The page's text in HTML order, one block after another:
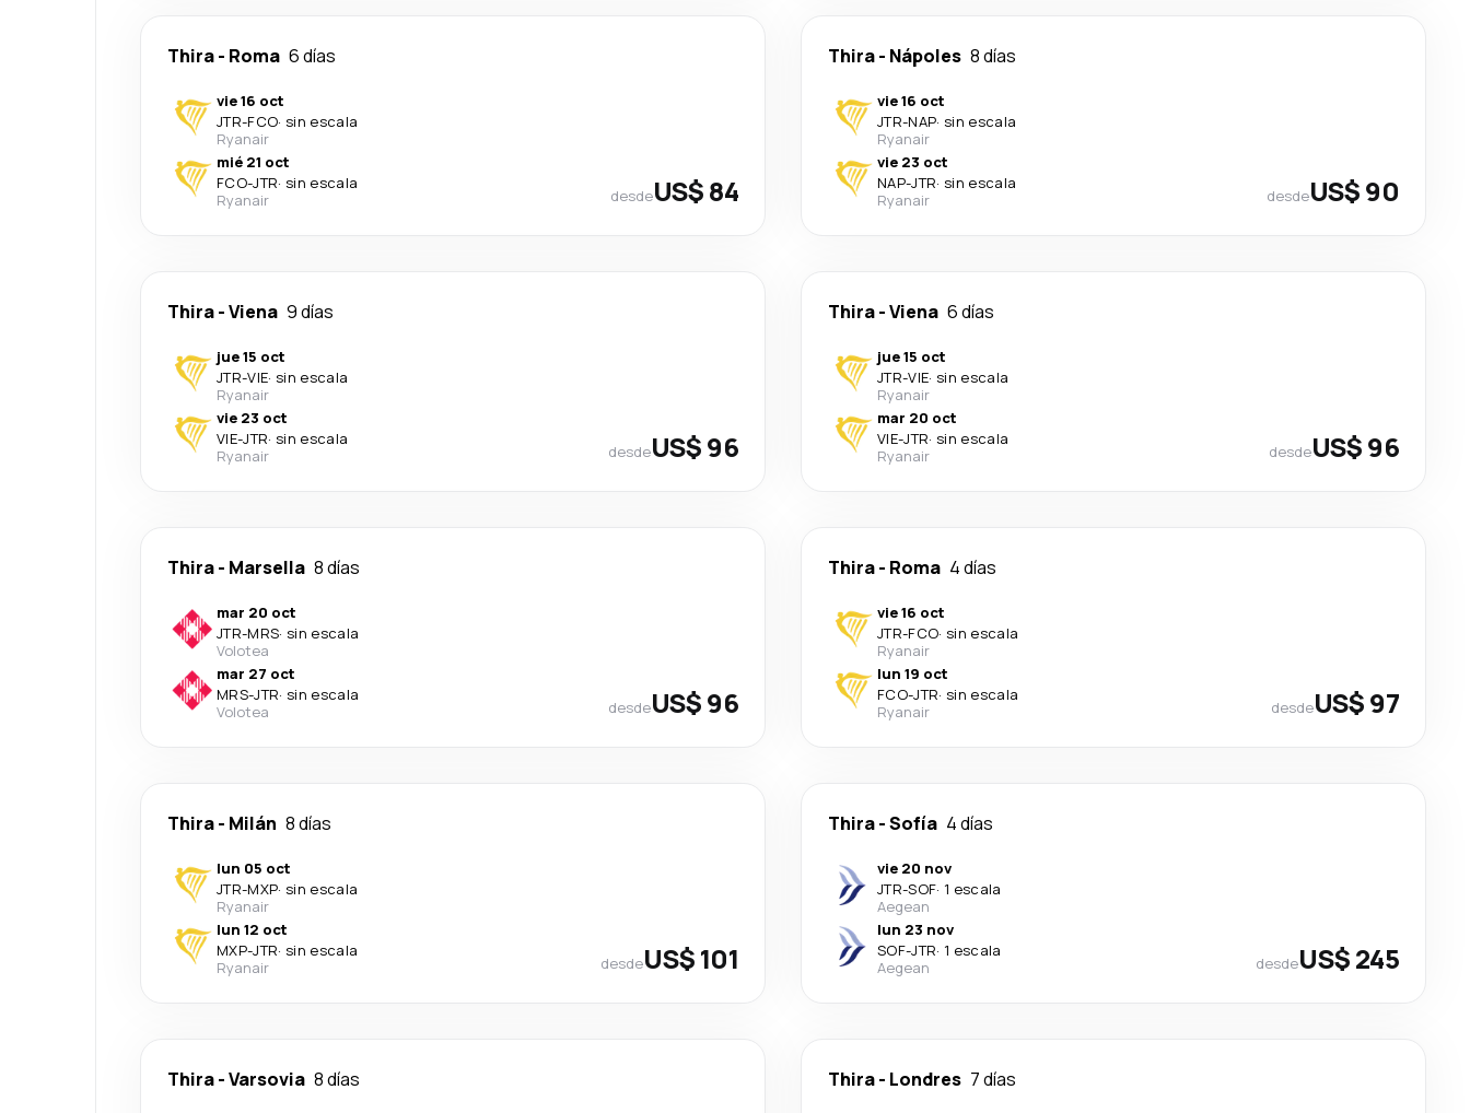
Thira- Roma 6 días
vie 16 oct
JTR-FCO· sin escala
Ryanair
mié 21 oct
FCO-JTR· sin escala
Ryanair
desdeUS$ 84
Thira- Nápoles 8 días
vie 16 oct
JTR-NAP· sin escala
Ryanair
vie 23 oct
NAP-JTR· sin escala
Ryanair
desdeUS$ 90
Thira-Viena 9 días
jue 15 oct
JTR-VIE· sin escala
Ryanair
vie 23 oct
VIE-JTR· sin escala
Ryanair
desdeUS$ 96
Thira-Viena 6 días
jue 15 oct
JTR-VIE· sin escala
Ryanair
mar 20 oct
VIE-JTR· sin escala
Ryanair
desdeUS$ 96
Thira- Marsella 8 días
mar 20 oct
JTR-MRS· sin escala
Volotea
mar 27 oct
MRS-JTR· sin escala
Volotea
desdeUS$ 96
Thira- Roma 4 días
vie 16 oct
JTR-FCO· sin escala
Ryanair
lun 19 oct
FCO-JTR· sin escala
Ryanair
desdeUS$ 97
Thira- Milán 8 días
lun 05 oct
JTR-MXP· sin escala
Ryanair
lun 12 oct
MXP-JTR· sin escala
Ryanair
desdeUS$ 101
Thira-Sofía 4 días
vie 20 nov
JTR-SOF· 1 escala
Aegean
lun 23 nov
SOF-JTR· 1 escala
Aegean
desdeUS$ 245
Thira-Varsovia 8 días Thira- Londres 7 días